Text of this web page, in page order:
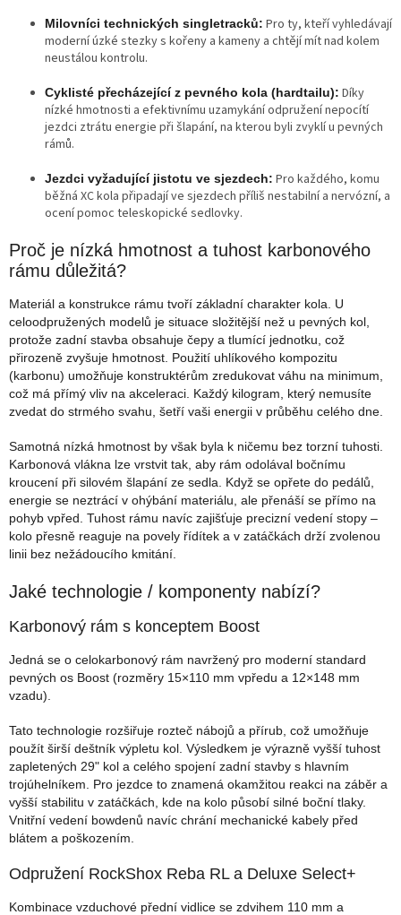
Milovníci technických singletracků: Pro ty, kteří vyhledávají
moderní úzké stezky s kořeny a kameny a chtějí mít nad kolem
neustálou kontrolu.
Cyklisté přecházející z pevného kola (hardtailu): Díky
nízké hmotnosti a efektivnímu uzamykání odpružení nepocítí
jezdci ztrátu energie při šlapání, na kterou byli zvyklí u pevných
rámů.
Jezdci vyžadující jistotu ve sjezdech: Pro každého, komu
běžná XC kola připadají ve sjezdech příliš nestabilní a nervózní, a
ocení pomoc teleskopické sedlovky.
Proč je nízká hmotnost a tuhost karbonového
rámu důležitá?
Materiál a konstrukce rámu tvoří základní charakter kola. U
celoodpružených modelů je situace složitější než u pevných kol,
protože zadní stavba obsahuje čepy a tlumící jednotku, což
přirozeně zvyšuje hmotnost. Použití uhlíkového kompozitu
(karbonu) umožňuje konstruktérům zredukovat váhu na minimum,
což má přímý vliv na akceleraci. Každý kilogram, který nemusíte
zvedat do strmého svahu, šetří vaši energii v průběhu celého dne.
Samotná nízká hmotnost by však byla k ničemu bez torzní tuhosti.
Karbonová vlákna lze vrstvit tak, aby rám odolával bočnímu
kroucení při silovém šlapání ze sedla. Když se opřete do pedálů,
energie se neztrácí v ohýbání materiálu, ale přenáší se přímo na
pohyb vpřed. Tuhost rámu navíc zajišťuje precizní vedení stopy –
kolo přesně reaguje na povely řídítek a v zatáčkách drží zvolenou
linii bez nežádoucího kmitání.
Jaké technologie / komponenty nabízí?
Karbonový rám s konceptem Boost
Jedná se o celokarbonový rám navržený pro moderní standard
pevných os Boost (rozměry 15×110 mm vpředu a 12×148 mm
vzadu).
Tato technologie rozšiřuje rozteč nábojů a přírub, což umožňuje
použít širší deštník výpletu kol. Výsledkem je výrazně vyšší tuhost
zapletených 29" kol a celého spojení zadní stavby s hlavním
trojúhelníkem. Pro jezdce to znamená okamžitou reakci na záběr a
vyšší stabilitu v zatáčkách, kde na kolo působí silné boční tlaky.
Vnitřní vedení bowdenů navíc chrání mechanické kabely před
blátem a poškozením.
Odpružení RockShox Reba RL a Deluxe Select+
Kombinace vzduchové přední vidlice se zdvihem 110 mm a